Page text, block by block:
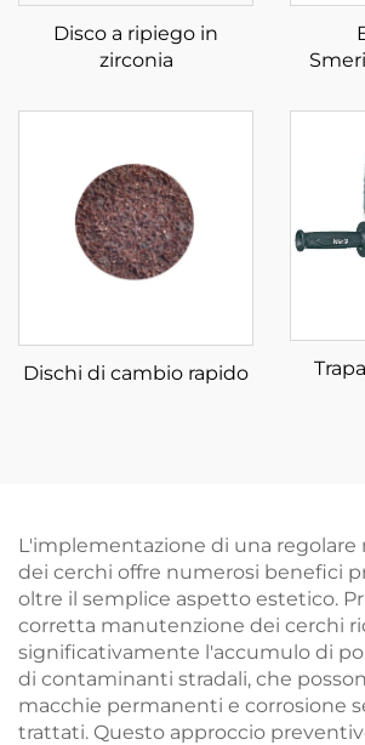
Disco a ripiego in
zirconia
Dischi di cambio rapido
L'implementazione di una
dei cerchi offre numerosi benefici
oltre il semplice aspetto estetico.
corretta manutenzione dei cerchi
significativamente l'accumulo di
di contaminanti stradali, che
macchie permanenti e corrosione
trattati. Questo approccio